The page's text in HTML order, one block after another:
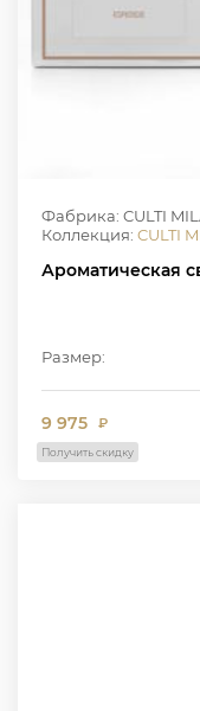
Фабрика: CULTI
Коллекция: CULTI
Ароматическая
Размер:
9 975 ₽
Получить скидку